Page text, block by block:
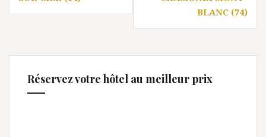
BLANC (74)
Réservez votre hôtel au meilleur prix